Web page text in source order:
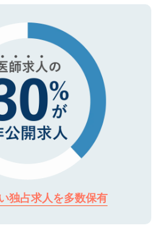
関してもご安心ください。
登録ください。
独占求人を多数保有